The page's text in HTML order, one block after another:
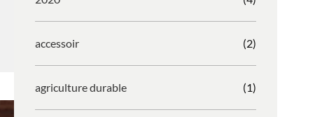
accessoir (2)
agriculture durable (1)